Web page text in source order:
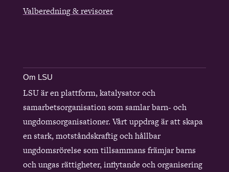
Valberedning & revisorer
Om LSU
LSU är en plattform, katalysator och
samarbetsorganisation som samlar barn- och
ungdomsorganisationer. Vårt uppdrag är att skapa
en stark, motståndskraftig och hållbar
ungdomsrörelse som tillsammans främjar barns
och ungas rättigheter, inflytande och organisering